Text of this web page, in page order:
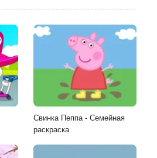
Свинка Пеппа - Семейная
раскраска